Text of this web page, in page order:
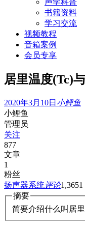
声学科普
书籍资料
学习交流
视频教程
音箱案例
会员专享
居里温度(Tc)
2020年3月10日 小鲤鱼
小鲤鱼
管理员
关注
877
文章
1
粉丝
扬声器系统评论1,3651
摘要
简要介绍什么叫居